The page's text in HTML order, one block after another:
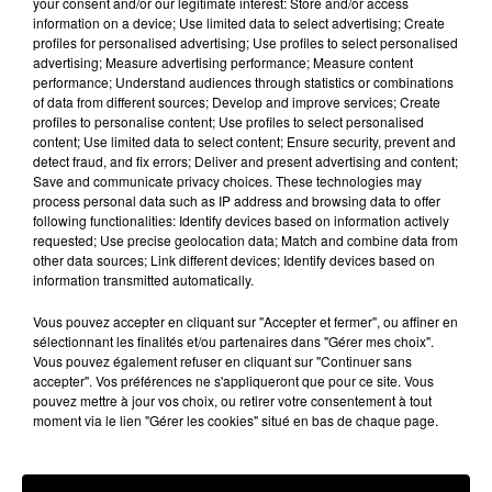
Hip-Hop News
Moha MMZ dévoile « Mikasa », un
nouveau single entre amour et...
7 août 2026
Tayc et Didi B dévoilent le single le plus
dansant de l’année
Franglish et Keblack dévoilent une
information on a device; Use limited data to select advertising; Create
profiles for personalised advertising; Use profiles to select personalised
advertising; Measure advertising performance; Measure content
performance; Understand audiences through statistics or combinations
of data from different sources; Develop and improve services; Create
profiles to personalise content; Use profiles to select personalised
content; Use limited data to select content; Ensure security, prevent and
detect fraud, and fix errors; Deliver and present advertising and content;
Save and communicate privacy choices. These technologies may
process personal data such as IP address and browsing data to offer
following functionalities: Identify devices based on information actively
requested; Use precise geolocation data; Match and combine data from
other data sources; Link different devices; Identify devices based on
information transmitted automatically.
Vous pouvez accepter en cliquant sur "Accepter et fermer", ou affiner en
sélectionnant les finalités et/ou partenaires dans "Gérer mes choix".
Vous pouvez également refuser en cliquant sur "Continuer sans
accepter". Vos préférences ne s'appliqueront que pour ce site. Vous
pouvez mettre à jour vos choix, ou retirer votre consentement à tout
moment via le lien "Gérer les cookies" situé en bas de chaque page.